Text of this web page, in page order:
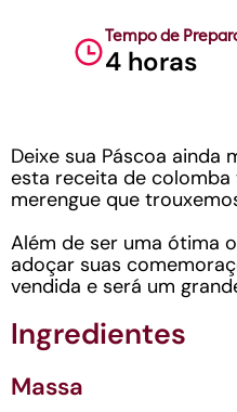
Tempo de
4 horas
Deixe sua Páscoa ainda
esta receita de
merengue que
Além de ser uma ótima
adoçar suas
vendida e será um
Ingredientes
Massa